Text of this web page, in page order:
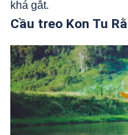
khá gắt.
Cầu treo Kon Tu